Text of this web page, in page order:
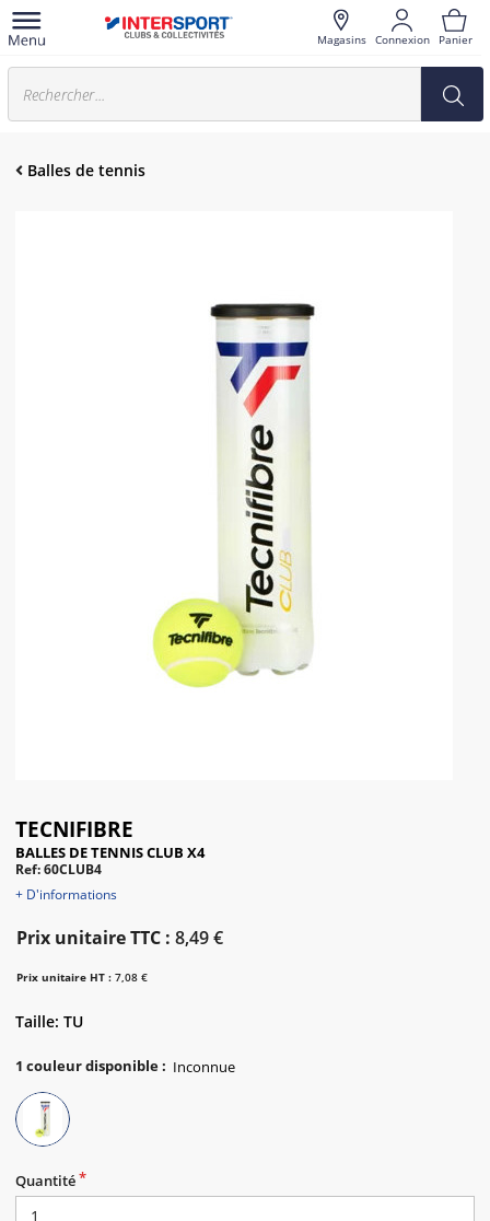
Magasins Connexion Panier
Balles de tennis
TECNIFIBRE
BALLES DE TENNIS CLUB X4
Ref: 60CLUB4
+ D'informations
Prix unitaire TTC : 8,49 €
Prix unitaire HT : 7,08 €
Taille: TU
1 couleur disponible:
Quantité